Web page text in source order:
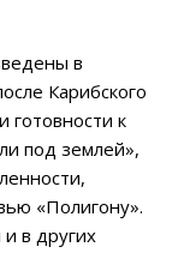
в
Карибского
готовности к
под землей»,
«Полигону».
в других